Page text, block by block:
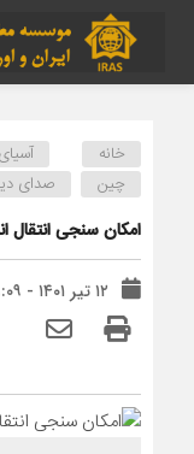
خانه
چین
صدای
امکان سنجی انتقال
۱۲ تیر ۱۴۰۱ - ۹:۰۹